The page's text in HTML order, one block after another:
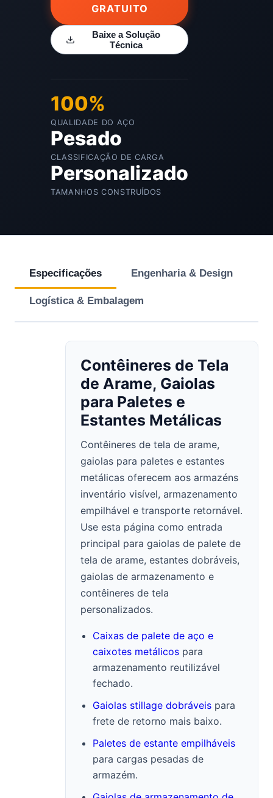
GRATUITO
Baixe a Solução
Técnica
100%
QUALIDADE DO AÇO
Pesado
CLASSIFICAÇÃO DE CARGA
Personalizado
TAMANHOS CONSTRUÍDOS
Especificações Engenharia & Design
Logística & Embalagem
Contêineres de Tela
de Arame, Gaiolas
para Paletes e
Estantes Metálicas
Contêineres de tela de arame,
gaiolas para paletes e estantes
metálicas oferecem aos armazéns
inventário visível, armazenamento
empilhável e transporte retornável.
Use esta página como entrada
principal para gaiolas de palete de
tela de arame, estantes dobráveis,
gaiolas de armazenamento e
contêineres de tela
personalizados.
Caixas de palete de aço e
caixotes metálicos para
armazenamento reutilizável
fechado.
Gaiolas stillage dobráveis para
frete de retorno mais baixo.
Paletes de estante empilháveis
para cargas pesadas de
armazém.